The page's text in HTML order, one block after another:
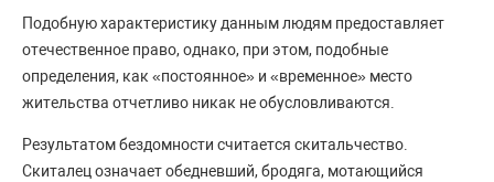
Подобную характеристику данным людям предоставляет
отечественное право, однако, при этом, подобные
определения, как «постоянное» и «временное» место
жительства отчетливо никак не обусловливаются.
Результатом бездомности считается скитальчество.
Скиталец означает обедневший, бродяга, мотающийся